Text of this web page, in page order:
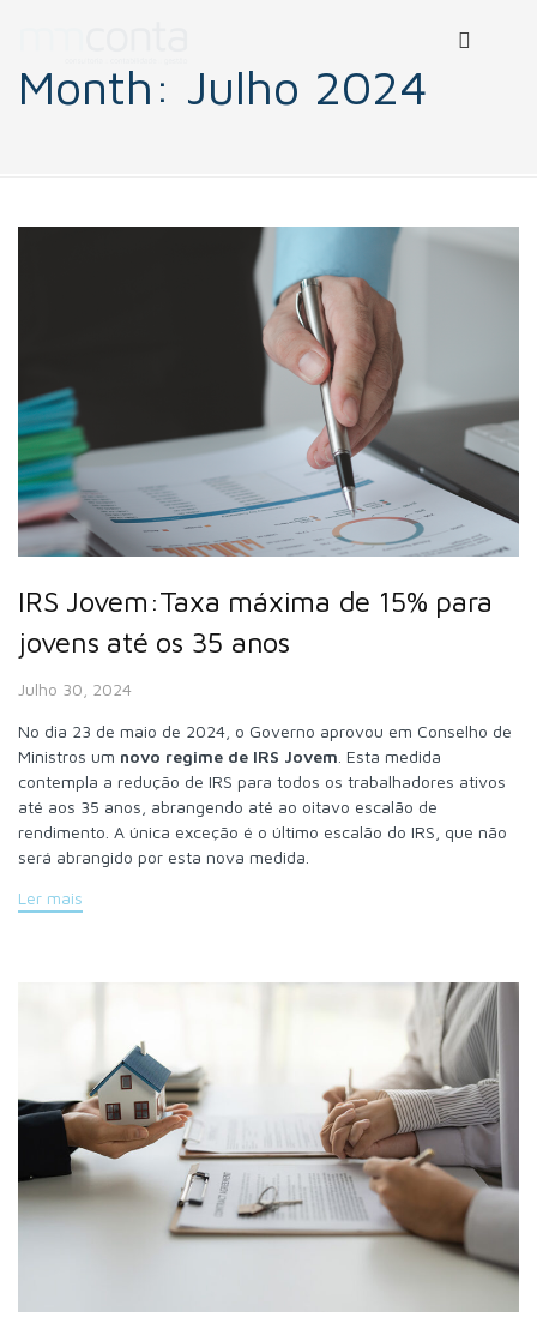
Month: Julho 2024
IRS Jovem:Taxa máxima de 15% para
jovens até os 35 anos
Julho 30, 2024
No dia 23 de maio de 2024, o Governo aprovou em Conselho de
Ministros um novo regime de IRS Jovem. Esta medida
contempla a redução de IRS para todos os trabalhadores ativos
até aos 35 anos, abrangendo até ao oitavo escalão de
rendimento. A única exceção é o último escalão do IRS, que não
será abrangido por esta nova medida.
Ler mais